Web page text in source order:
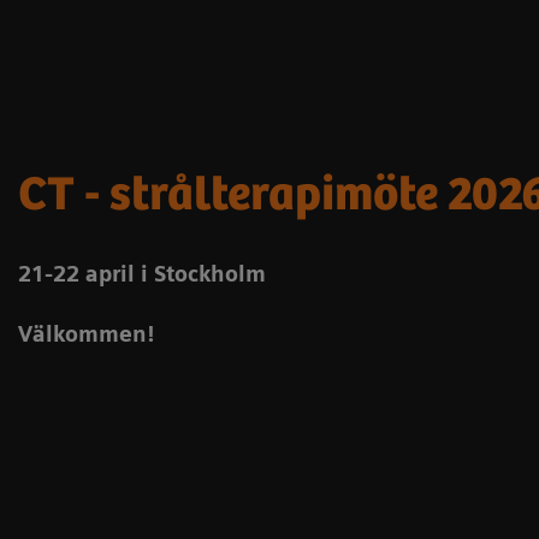
CT - strålterapimöte
21-22 april i Stockholm
Välkommen!